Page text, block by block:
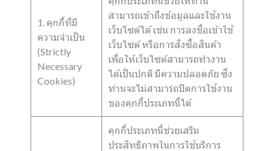
1. คุกกี้ที่มี
ความจำเป็น
(Strictly
Necessary
Cookies)
สามารถเข้าถึงข้อมูลและใช้งาน
เว็บไซต์ได้ เช่น การลงชื่อเข้าใช้
เว็บไซต์ หรือการสั่งซื้อสินค้า
เพื่อให้เว็บไซต์สามารถทำงาน
ได้เป็นปกติ มีความปลอดภัย ซึ่ง
ท่านจะไม่สามารถปิดการใช้งาน
ของคุกกี้ประเภทนี้ได้
คุกกี้ประเภทนี้ช่วยเสริม
ประสิทธิภาพในการใช้บริการ